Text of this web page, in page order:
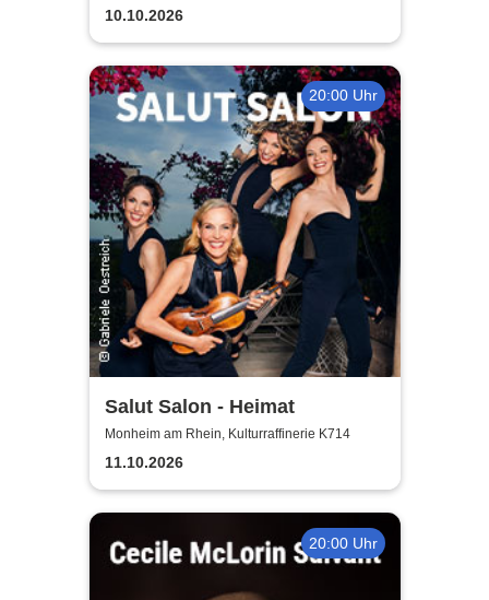
10.10.2026
20:00 Uhr
Salut Salon - Heimat
Monheim am Rhein, Kulturraffinerie K714
11.10.2026
20:00 Uhr